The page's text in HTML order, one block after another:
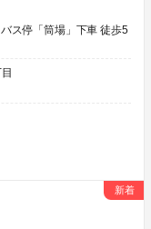
ス停「筒場」下車 徒歩5